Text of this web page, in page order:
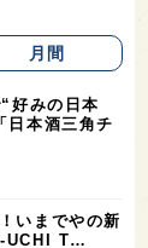
月間
好みの日本
日本酒三角チ
いまでやの新
UCHI T…